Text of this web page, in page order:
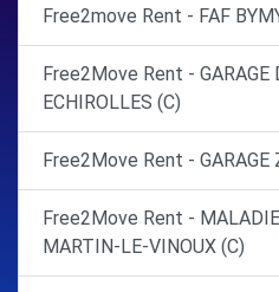
Free2move Rent - FAF
Free2Move Rent - GARAGE
ECHIROLLES (C)
Free2Move Rent - GARAGE
Free2Move Rent -
MARTIN-LE-VINOUX (C)